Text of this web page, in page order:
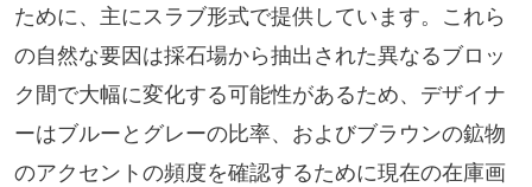
ために、主にスラブ形式で提供しています。これら
の自然な要因は採石場から抽出された異なるブロッ
ク間で大幅に変化する可能性があるため、デザイナ
ーはブルーとグレーの比率、およびブラウンの鉱物
のアクセントの頻度を確認するために現在の在庫画